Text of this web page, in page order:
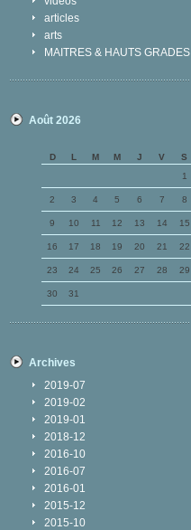
articles
arts
MAITRES & HAUTS GRADES
Août 2026
D L M M J V
S
1
2 3 4 5 6 7 8
9 10 11 12 13 14 15
16 17 18 19 20 21 22
23 24 25 26 27 28 29
30 31
Archives
2019-07
2019-02
2019-01
2018-12
2016-10
2016-07
2016-01
2015-12
2015-10